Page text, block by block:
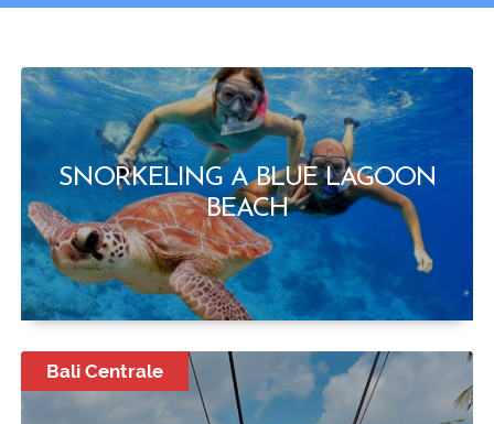
SNORKELING A BLUE LAGOON
BEACH
Bali Centrale